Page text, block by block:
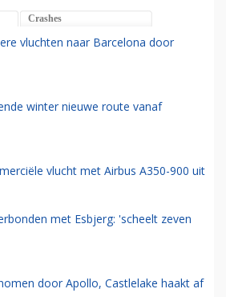
Crashes
vluchten naar Barcelona door
winter nieuwe route vanaf
vlucht met Airbus A350-900 uit
met Esbjerg: 'scheelt zeven
door Apollo, Castlelake haakt af